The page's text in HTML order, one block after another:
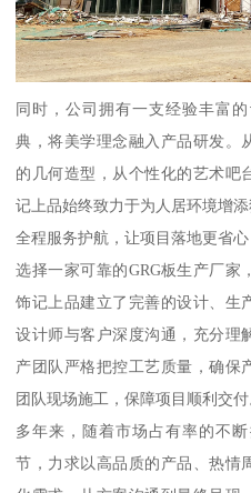
同时，公司拥有一支经验丰富
典，将美学理念融入产品研发。
的几何造型，从个性化的艺术吧
记上品始终致力于为人居环境增添
全程服务护航，让项目落地更省心
选择一家可靠的GRG板生产厂
饰记上品建立了完善的设计、生
设计师与客户深度沟通，充分理
产团队严格把控工艺质量，确保
团队现场施工，保障项目顺利交付
多年来，随着市场占有率的不
节，力求以高品质的产品、热情